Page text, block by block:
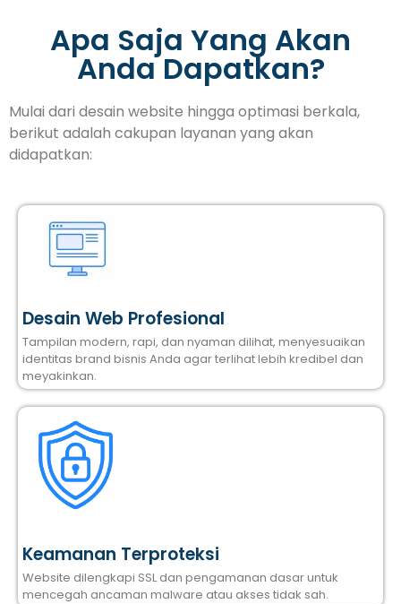
Apa Saja Yang Akan
Anda Dapatkan?
Mulai dari desain website hingga optimasi berkala,
berikut adalah cakupan layanan yang akan
didapatkan:
Desain Web Profesional
Tampilan modern, rapi, dan nyaman dilihat, menyesuaikan
identitas brand bisnis Anda agar terlihat lebih kredibel dan
meyakinkan.
Keamanan Terproteksi
Website dilengkapi SSL dan pengamanan dasar untuk
mencegah ancaman malware atau akses tidak sah.